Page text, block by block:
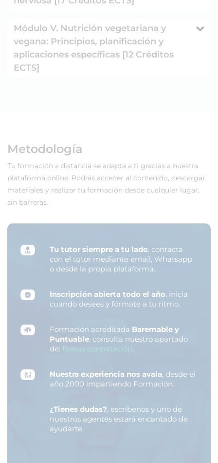
Módulo V. Nutrición vegetariana y
vegana: Principios, planificación y
aplicaciones específicas [12 Créditos
ECTS]
Metodología
Tu formación a distancia se adapta a ti gracias a nuestra
plataforma online. Podrás acceder al contenido, descargar
materiales y realizar tu formación desde cualquier lugar,
sin barreras.
Tu tutor siempre a tu lado, contacta
con el tutor mediante email, Whatsapp
o desde la propia plataforma.
Inscripción abierta todo el año, inicia
cuando desees y fórmate a tu ritmo.
Formación acreditada Baremable y
Puntuable, consulta nuestro apartado
de: Bolsas contratación.
Nuestra experiencia nos avala, desde el
año 2000 impartiendo Formación.
¿Tienes dudas?, escríbenos y uno de
nuestros agentes estará encantado de
ayudarte.